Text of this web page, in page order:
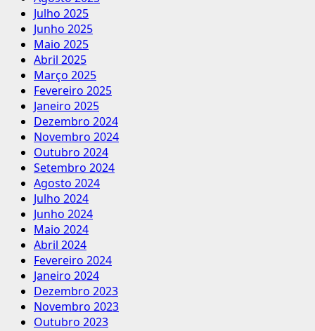
Julho 2025
Junho 2025
Maio 2025
Abril 2025
Março 2025
Fevereiro 2025
Janeiro 2025
Dezembro 2024
Novembro 2024
Outubro 2024
Setembro 2024
Agosto 2024
Julho 2024
Junho 2024
Maio 2024
Abril 2024
Fevereiro 2024
Janeiro 2024
Dezembro 2023
Novembro 2023
Outubro 2023